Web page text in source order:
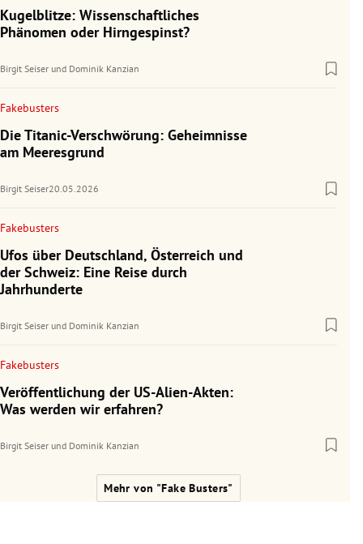
Kugelblitze: Wissenschaftliches
Phänomen oder Hirngespinst?
Birgit Seiser und Dominik Kanzian
Fakebusters
Die Titanic-Verschwörung: Geheimnisse
am Meeresgrund
Birgit Seiser20.05.2026
Fakebusters
Ufos über Deutschland, Österreich und
der Schweiz: Eine Reise durch
Jahrhunderte
Birgit Seiser und Dominik Kanzian
Fakebusters
Veröffentlichung der US-Alien-Akten:
Was werden wir erfahren?
Birgit Seiser und Dominik Kanzian
Mehr von "Fake Busters"